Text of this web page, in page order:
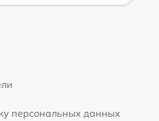
персональных данных